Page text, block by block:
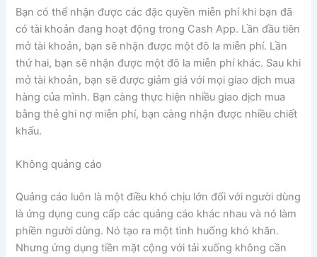
Bạn có thể nhận được các đặc quyền miễn phí khi bạn đã
có tài khoản đang hoạt động trong Cash App. Lần đầu tiên
mở tài khoản, bạn sẽ nhận được một đô la miễn phí. Lần
thứ hai, bạn sẽ nhận được một đô la miễn phí khác. Sau khi
mở tài khoản, bạn sẽ được giảm giá với mọi giao dịch mua
hàng của mình. Bạn càng thực hiện nhiều giao dịch mua
bằng thẻ ghi nợ miễn phí, bạn càng nhận được nhiều chiết
khấu.
Không quảng cáo
Quảng cáo luôn là một điều khó chịu lớn đối với người dùng
là ứng dụng cung cấp các quảng cáo khác nhau và nó làm
phiền người dùng. Nó tạo ra một tình huống khó khăn.
Nhưng ứng dụng tiền mặt cộng với tải xuống không cần